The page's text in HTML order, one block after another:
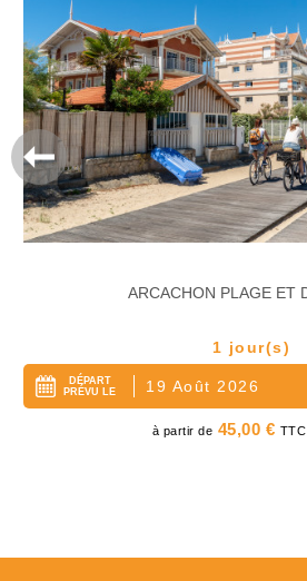
ARCACHON PLAGE ET
1 jour(s)
DÉPART
PRÉVU LE
19 Août 2026
Prix
à partir de 45,00 € TTC